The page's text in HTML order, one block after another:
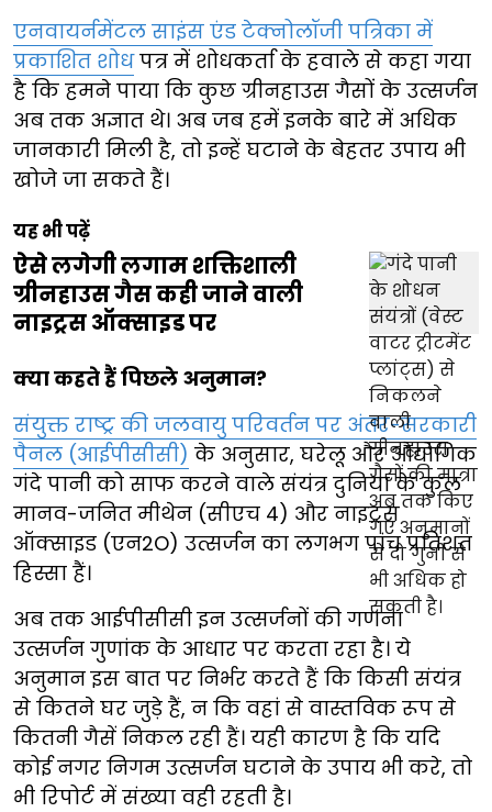
एनवायर्नमेंटल साइंस एंड टेक्नोलॉजी पत्रिका में
प्रकाशित शोधपत्र में शोधकर्ता के हवाले से कहा गया
है कि हमने पाया कि कुछ ग्रीनहाउस गैसों के उत्सर्जन
अब तक अज्ञात थे। अब जब हमें इनके बारे में अधिक
जानकारी मिली है, तो इन्हें घटाने के बेहतर उपाय भी
खोजे जा सकते हैं।
यह भी पढ़ें
ऐसे लगेगी लगाम शक्तिशाली
ग्रीनहाउस गैस कही जाने वाली
नाइट्रस ऑक्साइड पर
क्या कहते हैं पिछले अनुमान?
संयुक्त राष्ट्र की जलवायु परिवर्तन पर अंतर-सरकारी
पैनल (आईपीसीसी) के अनुसार, घरेलू और औद्योगिक
गंदे पानी को साफ करने वाले संयंत्र दुनिया के कुल
मानव-जनित मीथेन (सीएच 4) और नाइट्रस
ऑक्साइड (एन2O) उत्सर्जन का लगभग पांच प्रतिशत
हिस्सा हैं।
अब तक आईपीसीसी इन उत्सर्जनों की गणना
उत्सर्जन गुणांक के आधार पर करता रहा है। ये
अनुमान इस बात पर निर्भर करते हैं कि किसी संयंत्र
से कितने घर जुड़े हैं, न कि वहां से वास्तविक रूप से
कितनी गैसें निकल रही हैं। यही कारण है कि यदि
कोई नगर निगम उत्सर्जन घटाने के उपाय भी करे, तो
भी रिपोर्ट में संख्या वही रहती है।